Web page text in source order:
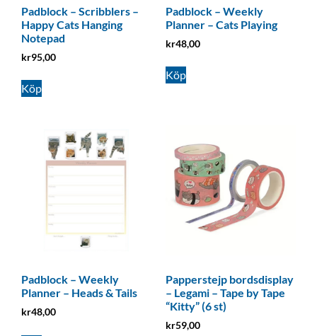
Padblock – Scribblers –
Happy Cats Hanging
Notepad
kr95,00
Köp
Padblock – Weekly
Planner – Cats Playing
kr48,00
Köp
Padblock – Weekly
Planner – Heads & Tails
kr48,00
Papperstejp bordsdisplay
– Legami – Tape by Tape
“Kitty” (6 st)
kr59,00